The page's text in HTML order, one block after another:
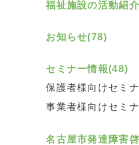
福祉施設の活動紹
お知らせ(78)
セミナー情報(48)
保護者様向けセミ
事業者様向けセミ
名古屋市発達障害